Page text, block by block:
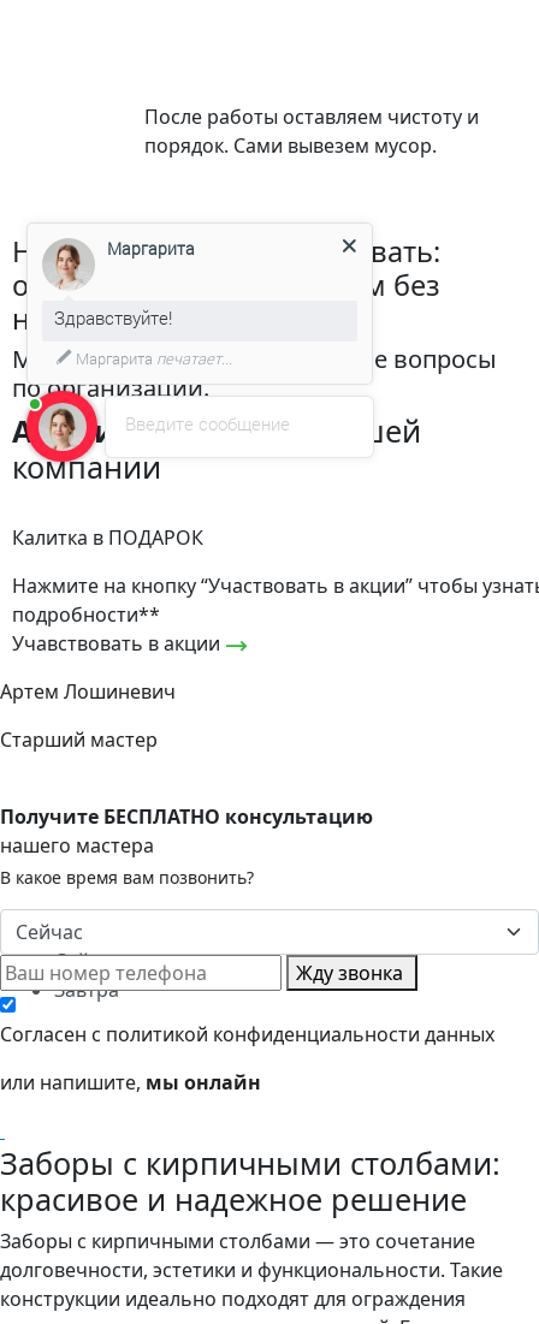
После работы оставляем чистоту и
порядок. Сами вывезем мусор.
Нас не нужно контролировать:
отчетность предоставляем без
напоминаний.
Мы самостоятельно решим все вопросы
по организации.
Акции и скидкиот нашей
компании
Калитка в ПОДАРОК
Нажмите на кнопку “Участвовать в акции” чтобы
подробности**
Учавствовать в акции
Артем Лошиневич
Старший мастер
Получите БЕСПЛАТНО консультацию
нашего мастера
В какое время вам позвонить?
Сейчас
Сейчас
Завтра
Жду звонка
Согласен с политикой конфиденциальности данных
или напишите, мы онлайн
Заборы с кирпичными столбами:
красивое и надежное решение
Заборы с кирпичными столбами — это сочетание
долговечности, эстетики и функциональности. Такие
конструкции идеально подходят для ограждения
Введите сообщение
Маргарита
Здравствуйте!
Маргарита печатает...